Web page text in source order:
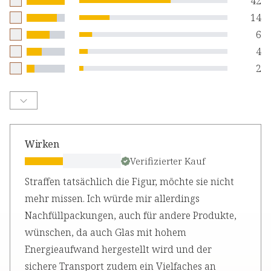
14
6
4
2
Wirken
Verifizierter Kauf
Straffen tatsächlich die Figur, möchte sie nicht
mehr missen. Ich würde mir allerdings
Nachfüllpackungen, auch für andere Produkte,
wünschen, da auch Glas mit hohem
Energieaufwand hergestellt wird und der
sichere Transport zudem ein Vielfaches an